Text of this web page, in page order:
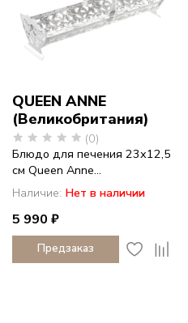
QUEEN ANNE
(Великобритания)
(0)
Блюдо для печения 23х12,5
см Queen Anne...
Наличие: Нет в наличии
5 990 ₽
Предзаказ